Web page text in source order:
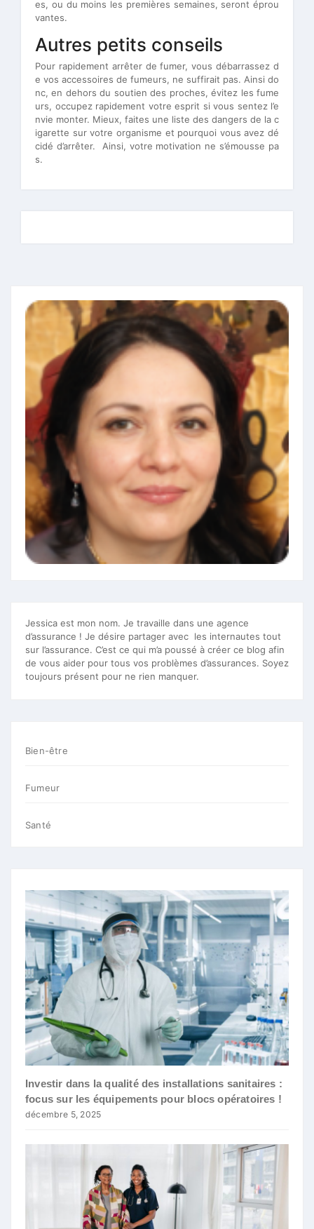
es, ou du moins les premières semaines, seront éprou
vantes.
Autres petits conseils
Pour rapidement arrêter de fumer, vous débarrassez d
e vos accessoires de fumeurs, ne suffirait pas. Ainsi do
nc, en dehors du soutien des proches, évitez les fume
urs, occupez rapidement votre esprit si vous sentez l’e
nvie monter. Mieux, faites une liste des dangers de la c
igarette sur votre organisme et pourquoi vous avez dé
cidé d’arrêter. Ainsi, votre motivation ne s’émousse pa
s.
Jessica est mon nom. Je travaille dans une agence
d’assurance ! Je désire partager avec les internautes tout
sur l’assurance. C’est ce qui m’a poussé à créer ce blog afin
de vous aider pour tous vos problèmes d’assurances. Soyez
toujours présent pour ne rien manquer.
Bien-être
Fumeur
Santé
Investir dans la qualité des installations sanitaires :
focus sur les équipements pour blocs opératoires !
décembre 5, 2025